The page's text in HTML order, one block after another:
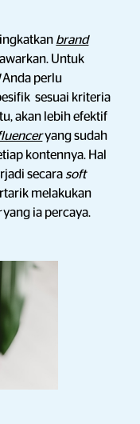
brand
Untuk
Anda perlu
sesuai kriteria
akan lebih efektif
yang sudah
kontennya. Hal
secara soft
melakukan
yang ia percaya.